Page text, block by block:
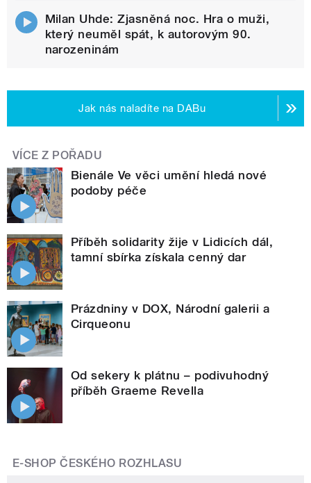
Milan Uhde: Zjasněná noc. Hra o muži,
který neuměl spát, k autorovým 90.
narozeninám
Jak nás naladíte na DABu
VÍCE Z POŘADU
Bienále Ve věci umění hledá nové
podoby péče
Příběh solidarity žije v Lidicích dál,
tamní sbírka získala cenný dar
Prázdniny v DOX, Národní galerii a
Cirqueonu
Od sekery k plátnu – podivuhodný
příběh Graeme Revella
E-SHOP ČESKÉHO ROZHLASU